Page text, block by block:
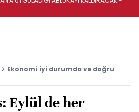
Ekonomi iyi durumda ve doğru
Eylül de her